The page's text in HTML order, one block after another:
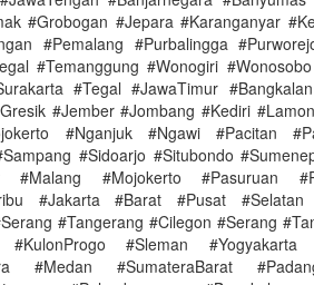
#Grobogan #Jepara #Karanganyar
#Pemalang #Purbalingga
#Temanggung #Wonogiri
#Tegal #JawaTimur
#Jember #Jombang #Kediri
#Nganjuk #Ngawi #Pacitan
#Sidoarjo #Situbondo
#Malang #Mojokerto #Pasuruan
#Jakarta #Barat #Pusat
#Tangerang #Cilegon #Serang
#KulonProgo #Sleman
#Medan #SumateraBarat